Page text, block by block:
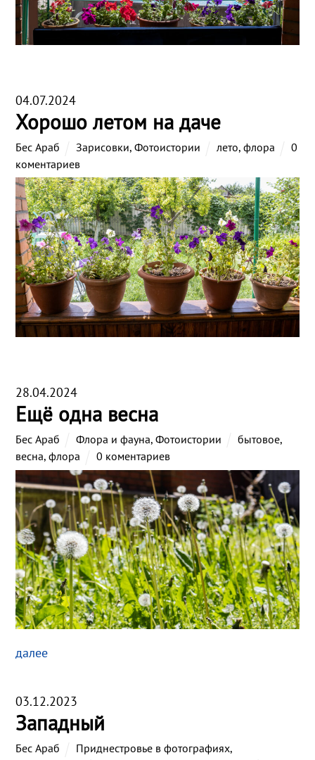
04.07.2024
Хорошо летом на даче
Бес Араб Зарисовки,Фотоистории лето, флора
0
коментариев
28.04.2024
Ещё одна весна
Бес Араб Флора и фауна,Фотоистории бытовое,
весна,флора 0 коментариев
далее
03.12.2023
Западный
Бес Араб Приднестровье в фотографиях,